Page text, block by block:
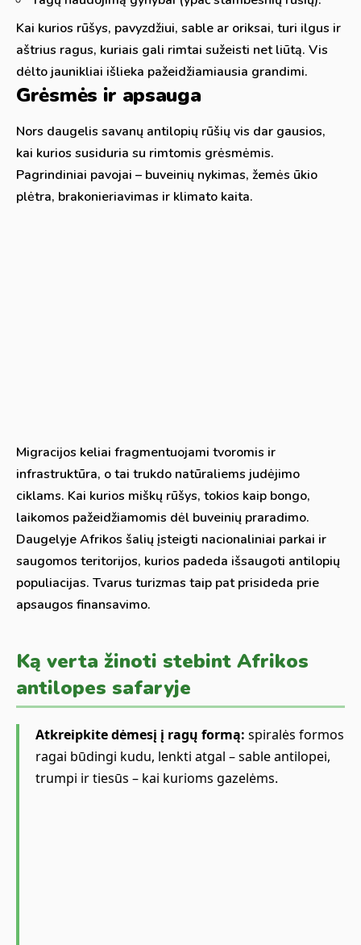
Kai kurios rūšys, pavyzdžiui, sable ar oriksai, turi ilgus ir
aštrius ragus, kuriais gali rimtai sužeisti net liūtą. Vis
dėlto jaunikliai išlieka pažeidžiamiausia grandimi.
Grėsmės ir apsauga
Nors daugelis savanų antilopių rūšių vis dar gausios,
kai kurios susiduria su rimtomis grėsmėmis.
Pagrindiniai pavojai – buveinių nykimas, žemės ūkio
plėtra, brakonieriavimas ir klimato kaita.
Migracijos keliai fragmentuojami tvoromis ir
infrastruktūra, o tai trukdo natūraliems judėjimo
ciklams. Kai kurios miškų rūšys, tokios kaip bongo,
laikomos pažeidžiamomis dėl buveinių praradimo.
Daugelyje Afrikos šalių įsteigti nacionaliniai parkai ir
saugomos teritorijos, kurios padeda išsaugoti antilopių
populiacijas. Tvarus turizmas taip pat prisideda prie
apsaugos finansavimo.
Ką verta žinoti stebint Afrikos
antilopes safaryje
Atkreipkite dėmesį į ragų formą: spiralės formos
ragai būdingi kudu, lenkti atgal – sable antilopei,
trumpi ir tiesūs – kai kurioms gazelėms.